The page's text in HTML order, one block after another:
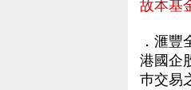
故本基
．滙
港國企
巿交易